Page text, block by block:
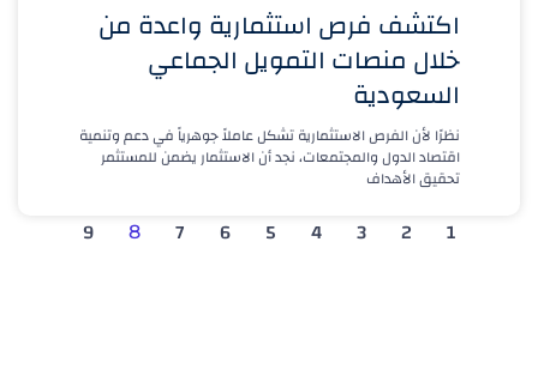
اكتشف فرص استثمارية واعدة من
خلال منصات التمويل الجماعي
السعودية
نظرًا لأن الفرص الاستثمارية تشكل عاملاً جوهرياً في دعم وتنمية
اقتصاد الدول والمجتمعات، نجد أن الاستثمار يضمن للمستثمر
تحقيق الأهداف
1
2
3
4
5
6
7
8
9